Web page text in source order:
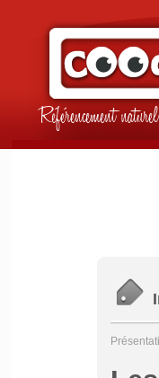
Référencement